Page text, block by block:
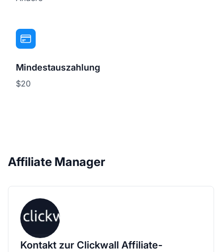
Mindestauszahlung
$20
Affiliate Manager
Kontakt zur Clickwall Affiliate-